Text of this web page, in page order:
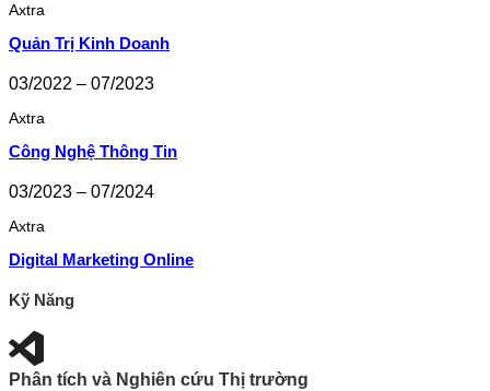
Axtra
Quản Trị Kinh Doanh
03/2022 – 07/2023
Axtra
Công Nghệ Thông Tin
03/2023 – 07/2024
Axtra
Digital Marketing Online
Kỹ Năng
Phân tích và Nghiên cứu Thị trường